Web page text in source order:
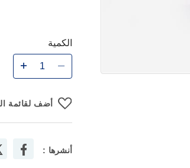
الكمية
أضف لقائمة
أنشرها :